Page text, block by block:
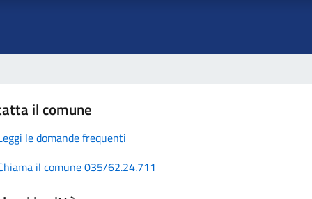
il comune
le domande frequenti
il comune 035/62.24.711